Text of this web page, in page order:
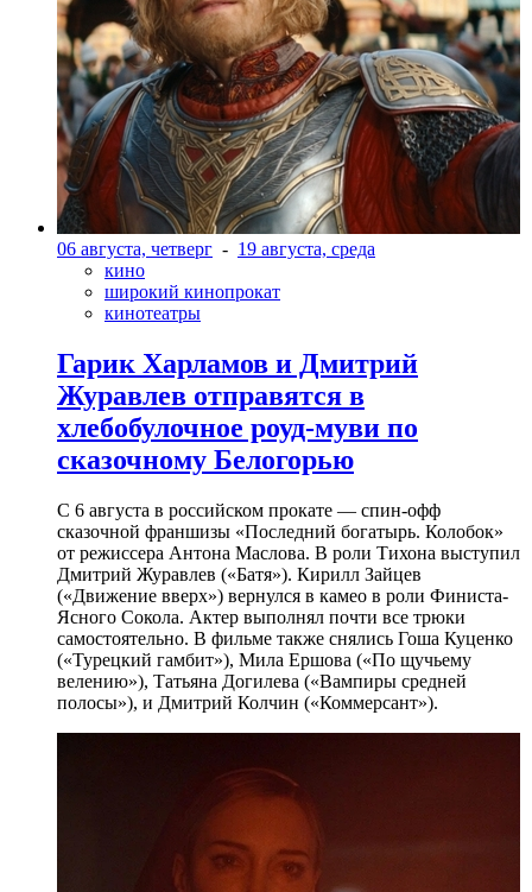
06 августа, четверг - 19 августа, среда
кино
широкий кинопрокат
кинотеатры
Гарик Харламов и Дмитрий
Журавлев отправятся в
хлебобулочное роуд-муви по
сказочному Белогорью
С 6 августа в российском прокате — спин-офф
сказочной франшизы «Последний богатырь. Колобок»
от режиссера Антона Маслова. В роли Тихона выступил
Дмитрий Журавлев («Батя»). Кирилл Зайцев
(«Движение вверх») вернулся в камео в роли Финиста-
Ясного Сокола. Актер выполнял почти все трюки
самостоятельно. В фильме также снялись Гоша Куценко
(«Турецкий гамбит»), Мила Ершова («По щучьему
велению»), Татьяна Догилева («Вампиры средней
полосы»), и Дмитрий Колчин («Коммерсант»).